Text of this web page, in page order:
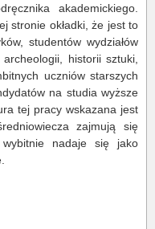
akademickiego.
stronie okładki, że jest to
studentów wydziałów
historii sztuki,
uczniów starszych
na studia wyższe
tej pracy wskazana jest
zajmują się
wybitnie nadaje się jako